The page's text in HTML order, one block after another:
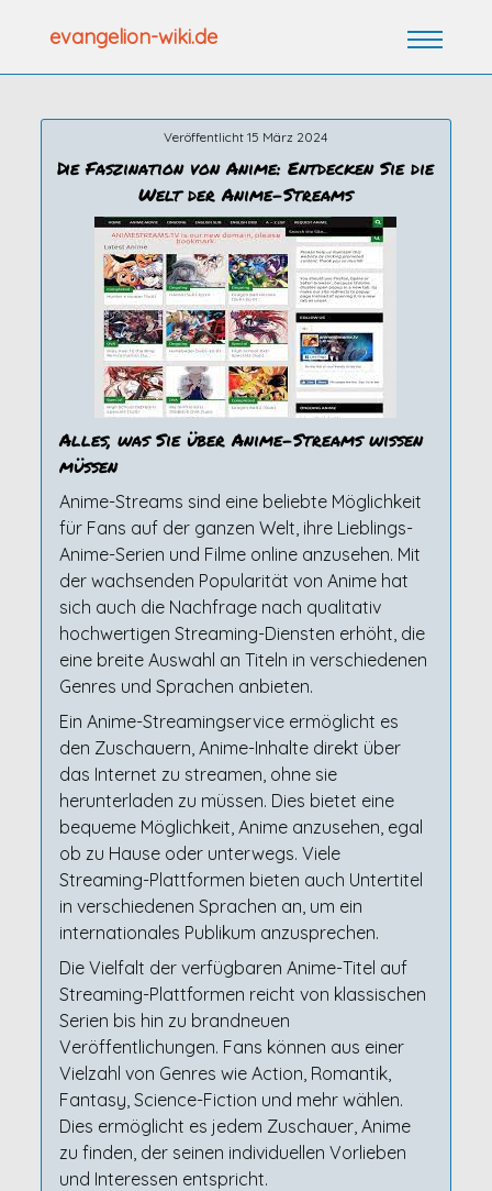
evangelion-wiki.de
Veröffentlicht 15 März 2024
Die Faszination von Anime: Entdecken Sie die
Welt der Anime-Streams
Alles, was Sie über Anime-Streams wissen
müssen
Anime-Streams sind eine beliebte Möglichkeit
für Fans auf der ganzen Welt, ihre Lieblings-
Anime-Serien und Filme online anzusehen. Mit
der wachsenden Popularität von Anime hat
sich auch die Nachfrage nach qualitativ
hochwertigen Streaming-Diensten erhöht, die
eine breite Auswahl an Titeln in verschiedenen
Genres und Sprachen anbieten.
Ein Anime-Streamingservice ermöglicht es
den Zuschauern, Anime-Inhalte direkt über
das Internet zu streamen, ohne sie
herunterladen zu müssen. Dies bietet eine
bequeme Möglichkeit, Anime anzusehen, egal
ob zu Hause oder unterwegs. Viele
Streaming-Plattformen bieten auch Untertitel
in verschiedenen Sprachen an, um ein
internationales Publikum anzusprechen.
Die Vielfalt der verfügbaren Anime-Titel auf
Streaming-Plattformen reicht von klassischen
Serien bis hin zu brandneuen
Veröffentlichungen. Fans können aus einer
Vielzahl von Genres wie Action, Romantik,
Fantasy, Science-Fiction und mehr wählen.
Dies ermöglicht es jedem Zuschauer, Anime
zu finden, der seinen individuellen Vorlieben
und Interessen entspricht.